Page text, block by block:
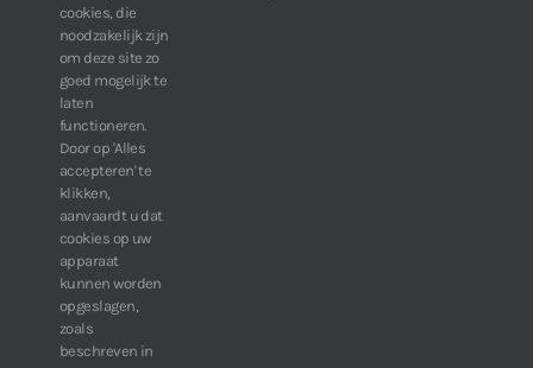
TOP DOWNLOADS
Software IDIS Center V7.1.0
160.74 MB
Software IDIS Discovery V4.8.1
13.87 MB
» Bekijk meer downloads
cookies, die
noodzakelijk zijn
om deze site zo
goed mogelijk te
laten
functioneren.
Door op 'Alles
accepteren' te
klikken,
aanvaardt u dat
cookies op uw
apparaat
kunnen worden
opgeslagen,
zoals
beschreven in